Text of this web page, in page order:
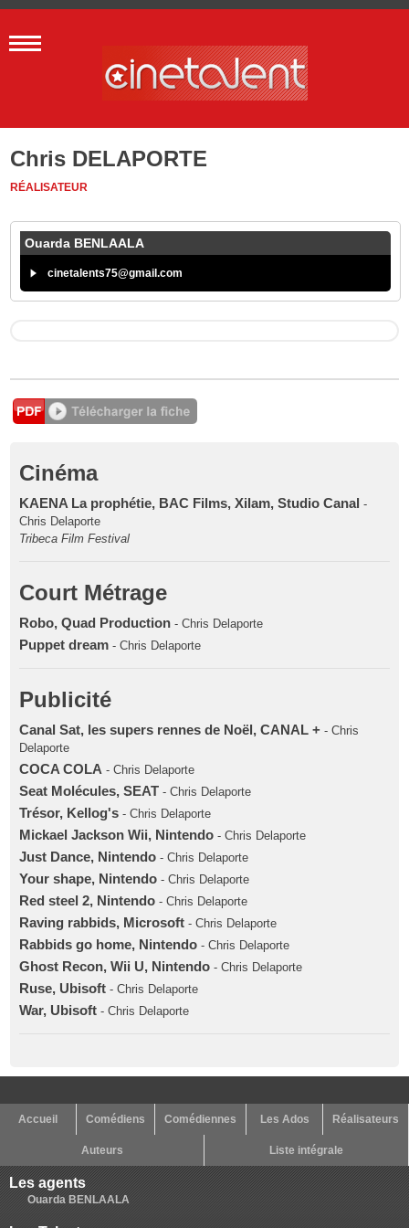
Chris DELAPORTE
RÉALISATEUR
Ouarda BENLAALA
cinetalents75@gmail.com
Cinéma
KAENA La prophétie, BAC Films, Xilam, Studio Canal -
Chris Delaporte
Tribeca Film Festival
Court Métrage
Robo, Quad Production - Chris Delaporte
Puppet dream - Chris Delaporte
Publicité
Canal Sat, les supers rennes de Noël, CANAL + - Chris
Delaporte
COCA COLA - Chris Delaporte
Seat Molécules, SEAT - Chris Delaporte
Trésor, Kellog's - Chris Delaporte
Mickael Jackson Wii, Nintendo - Chris Delaporte
Just Dance, Nintendo - Chris Delaporte
Your shape, Nintendo - Chris Delaporte
Red steel 2, Nintendo - Chris Delaporte
Raving rabbids, Microsoft - Chris Delaporte
Rabbids go home, Nintendo - Chris Delaporte
Ghost Recon, Wii U, Nintendo - Chris Delaporte
Ruse, Ubisoft - Chris Delaporte
War, Ubisoft - Chris Delaporte
Accueil Comédiens Comédiennes Les Ados Réalisateurs
Auteurs Liste intégrale
Les agents
Ouarda BENLAALA